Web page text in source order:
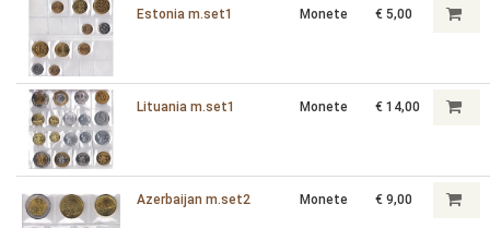
Estonia m.set1 Monete € 5,00
Lituania m.set1 Monete € 14,00
Azerbaijan m.set2 Monete € 9,00